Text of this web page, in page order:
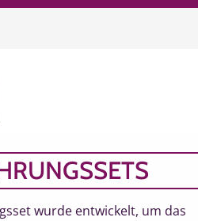
wurde entwickelt, um das